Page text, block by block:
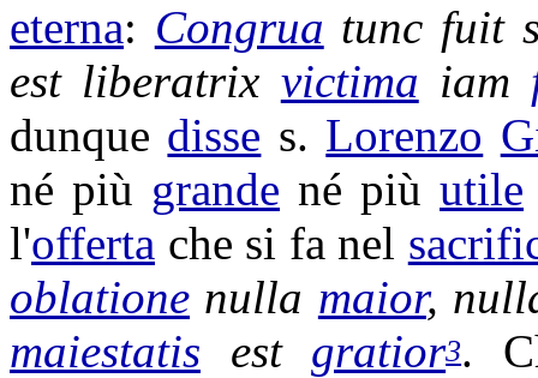
eterna: Congrua tunc fuit
est liberatrix victima iam
dunque disse s. Lorenzo
né più grande né più utile
l'offerta che si fa nel
oblatione nulla maior,
maiestatis est gratior3.